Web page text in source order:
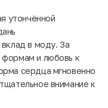
утончённой
вклад в моду. За
формам и любовь к
сердца мгновенно
внимание к